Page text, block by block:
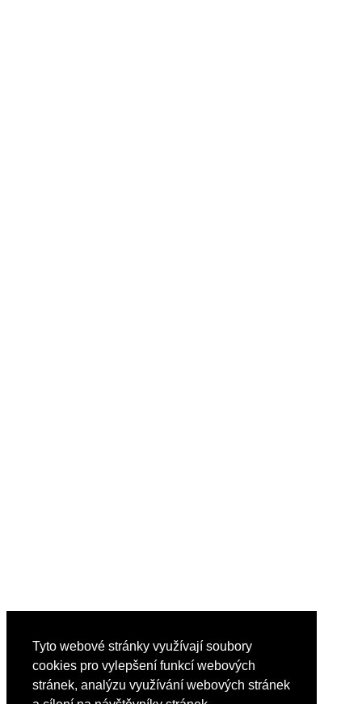
Tyto webové stránky využívají soubory
cookies pro vylepšení funkcí webových
stránek, analýzu využívání webových stránek